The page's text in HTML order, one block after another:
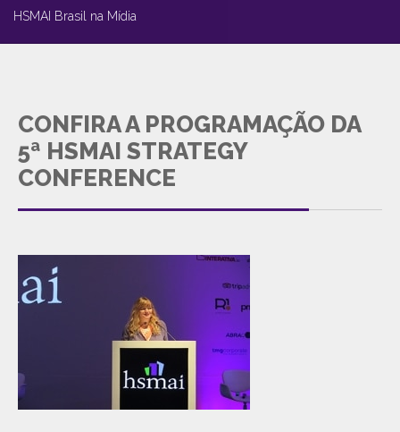
HSMAI Brasil na Mídia
CONFIRA A PROGRAMAÇÃO DA
5ª HSMAI STRATEGY
CONFERENCE